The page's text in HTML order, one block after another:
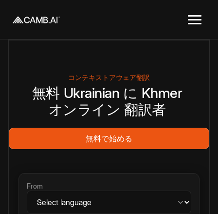
コンテキストアウェア翻訳
無料 Ukrainian に Khmer
オンライン 翻訳者
無料で始める
From